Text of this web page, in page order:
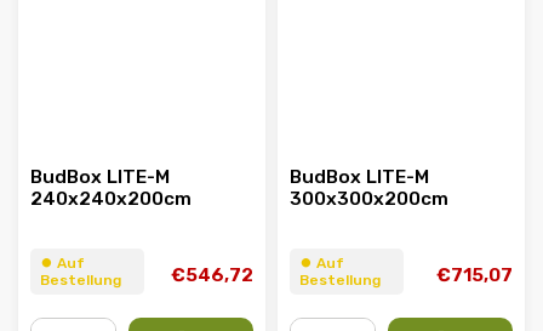
BudBox LITE-M
240x240x200cm
⏺︎ Auf
Bestellung
€546,72
BudBox LITE-M
300x300x200cm
⏺︎ Auf
Bestellung
€715,07